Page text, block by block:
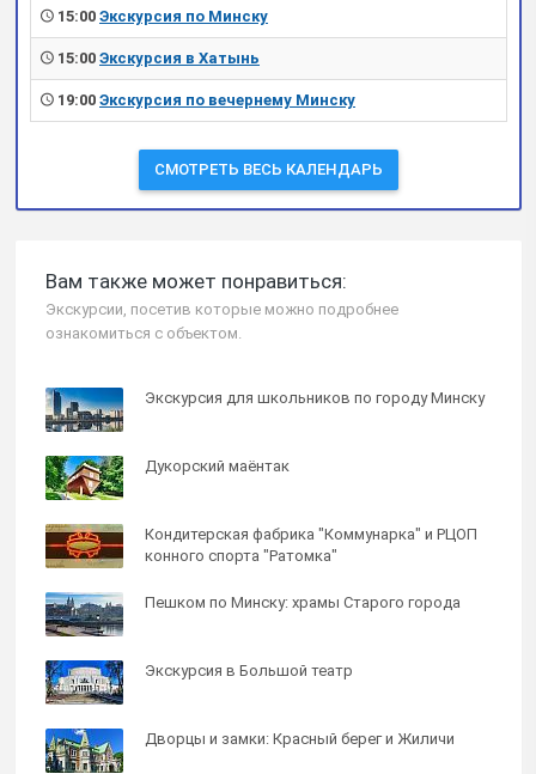
15:00 Экскурсия по Минску
15:00 Экскурсия в Хатынь
19:00 Экскурсия по вечернему Минску
СМОТРЕТЬ ВЕСЬ КАЛЕНДАРЬ
Вам также может понравиться:
Экскурсии, посетив которые можно подробнее
ознакомиться с объектом.
Экскурсия для школьников по городу Минску
Дукорский маёнтак
Кондитерская фабрика "Коммунарка" и РЦОП
конного спорта "Ратомка"
Пешком по Минску: храмы Старого города
Экскурсия в Большой театр
Дворцы и замки: Красный берег и Жиличи